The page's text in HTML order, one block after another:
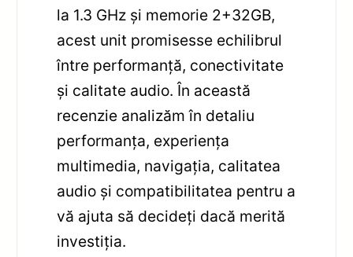
la 1.3 GHz și memorie 2+32GB,
acest unit promisesse echilibrul
între performanță, conectivitate
și calitate audio. În această
recenzie analizăm în detaliu
performanța, experiența
multimedia, navigația, calitatea
audio și compatibilitatea pentru a
vă ajuta să decideți dacă merită
investiția.